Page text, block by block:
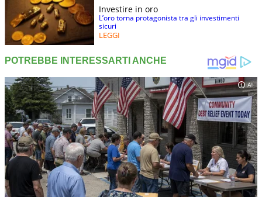
Investire in oro
L’oro torna protagonista tra gli investimenti
sicuri
LEGGI